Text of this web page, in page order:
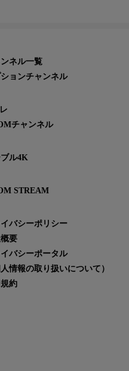
ネル一覧
ョンチャンネル
チャンネル
ル4K
STREAM
バシーポリシー
要
バシーポータル
人情報の取り扱いについて）
約